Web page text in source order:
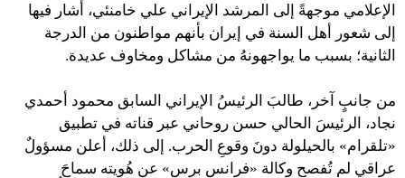
الإعلامي موجهةً إلى المرشد الإيراني علي خامنئي، أشار فيها
إلى شعور أهل السنة في إيران بأنهم مواطنون من الدرجة
الثانية؛ بسبب ما يواجهونهُ من مشاكل ومخاوف عديدة.
من جانبٍ آخر، طالبَ الرئيسُ الإيراني السابق محمود أحمدي
نجاد، الرئيسَ الحالي حسن روحاني عبر قناته في تطبيق
«تلقرام» بالحيلولة دونَ وقوعِ الحرب. إلى ذلك، أعلن مسؤولٌ
عراقي لم تُفصح وكالة «فرانس برس» عن هُويته سماحَ